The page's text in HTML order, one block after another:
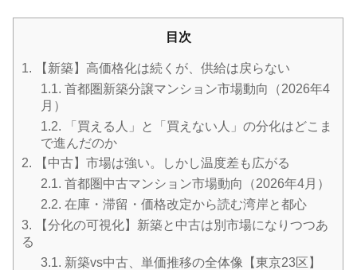
目次
1. 【新築】高価格化は続くが、供給は戻らない
1.1. 首都圏新築分譲マンション市場動向（2026年4
月）
1.2. 「買える人」と「買えない人」の分化はどこま
で進んだのか
2. 【中古】市場は強い。しかし温度差も広がる
2.1. 首都圏中古マンション市場動向（2026年4月）
2.2. 在庫・滞留・価格改定から読む湾岸と都心
3. 【分化の可視化】新築と中古は別市場になりつつあ
る
3.1. 新築vs中古、単価推移の全体像【東京23区】